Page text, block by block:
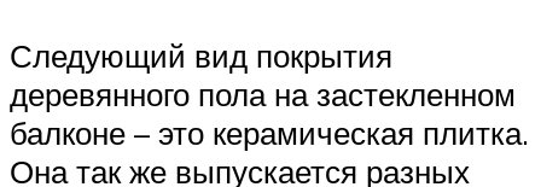
Следующий вид покрытия
деревянного пола на застекленном
балконе – это керамическая плитка.
Она так же выпускается разных